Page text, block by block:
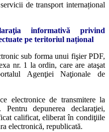
de transport internațional
informativă privind
pe teritoriul național
sub forma unui fişier PDF,
nr. 1 la ordin, care are ataşat
Agenţiei Naţionale de
electronice de transmitere la
depunerea declaraţiei,
calificat, eliberat în condiţiile
electronică, republicată.